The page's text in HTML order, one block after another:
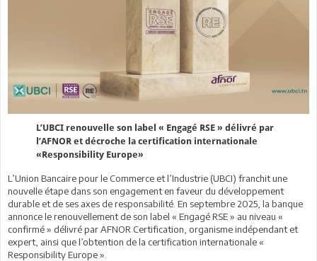
L’UBCI renouvelle son label « Engagé RSE » délivré par
l’AFNOR et décroche la certification internationale
«Responsibility Europe»
L’Union Bancaire pour le Commerce et l’Industrie (UBCI) franchit une
nouvelle étape dans son engagement en faveur du développement
durable et de ses axes de responsabilité. En septembre 2025, la banque
annonce le renouvellement de son label « Engagé RSE » au niveau «
confirmé » délivré par AFNOR Certification, organisme indépendant et
expert, ainsi que l’obtention de la certification internationale «
Responsibility Europe ».